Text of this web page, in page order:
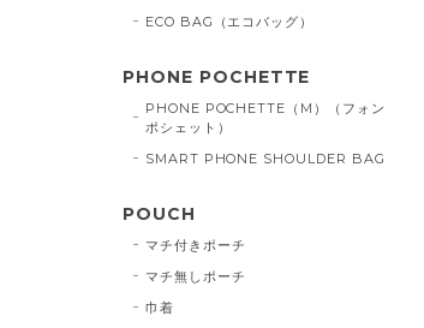
ECO BAG（エコバッグ）
PHONE POCHETTE
PHONE POCHETTE（M）（フォン
ポシェット）
SMART PHONE SHOULDER BAG
POUCH
マチ付きポーチ
マチ無しポーチ
巾着